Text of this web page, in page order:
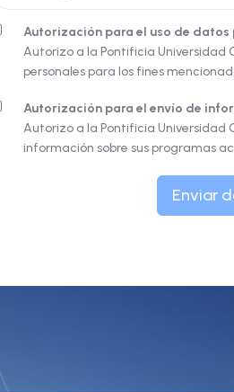
Autorización para el uso de datos
Autorizo a la Pontificia Universidad
personales para los fines
Autorización para el envío de
Autorizo a la Pontificia Universidad
información sobre sus programas
Enviar